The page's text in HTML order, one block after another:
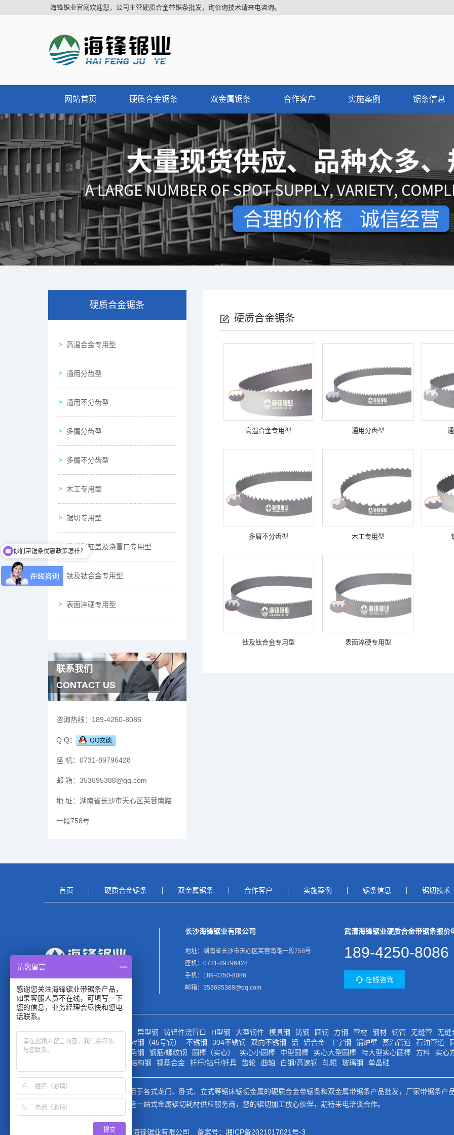
海锋锯业官网欢迎您，公司主营硬质合金带锯条批发，询价询技术请来电咨询。
网站首页 硬质合金锯条 双金属锯条 合作客户 实施案例 锯条信息
硬质合金锯条
高温合金专用型
通用分齿型
通用不分齿型
多屑分齿型
多屑不分齿型
木工专用型
锯切专用型
发动机缸盖及浇冒口专用型
钛及钛合金专用型
表面淬硬专用型
联系我们
CONTACT US
咨询热线： 189-4250-8086
Q Q：
座 机： 0731-89796428
邮 箱： 353695388@qq.com
地 址： 湖南省长沙市天心区芙蓉南路
一段758号
硬质合金锯条
高温合金专用型 通用分齿型
多屑不分齿型 木工专用型
钛及钛合金专用型 表面淬硬专用型
首页 硬质合金锯条 双金属锯条 合作客户 实施案例 锯条信息 锯切技术
长沙海锋锯业有限公司
地址：湖南省长沙市天心区芙蓉南路一段758号
座机：0731-89796428
手机：189-4250-8086
邮箱：353695388@qq.com
武清海锋锯业硬质合金带锯条报价
189-4250-8086
在线咨询
合金钢 低合金钢 薄壁管材 异型钢 铸铝件浇冒口 H型钢 大型钢件 模具钢 铸钢 圆钢 方钢 管材 钢材 钢管 无缝管
无缝
铸铁
锻件 钢轨/轨道钢 45#钢（45号钢） 不锈钢 304不锈钢 双向不锈钢 铝 铝合金 工字钢 锅炉壁 蒸汽管道 石油管道
厚壁槽钢
厚壁角钢 钢筋/螺纹钢 圆棒（实心） 实心小圆棒 中型圆棒 实心大型圆棒 特大型实心圆棒 方料
实心
结构钢 镍基合金 钎杆/钻杆/钎具 齿轮 曲轴 白钢/高速钢 轧辊 玻璃钢 单晶硅
海锋锯业公司专业生产销售用于各式龙门、卧式、立式等锯床锯切金属的硬质合金带锯条和双金属带锯条产品批发，厂家带锯条
完善的售前售后服务体系打造一站式金属锯切耗材供应服务商，您的锯切加工放心伙伴，期待来电洽谈合作。
版权所有 © 2002-2023 长沙海锋锯业有限公司 备案号： 湘ICP备2021017021号-3
你们带锯条优惠政策怎样？
请您留言
感谢您关注海锋锯业带锯条产品，
如果客服人员不在线，可填写一下
您的信息，业务经理会尽快和您电
话联系。
提交